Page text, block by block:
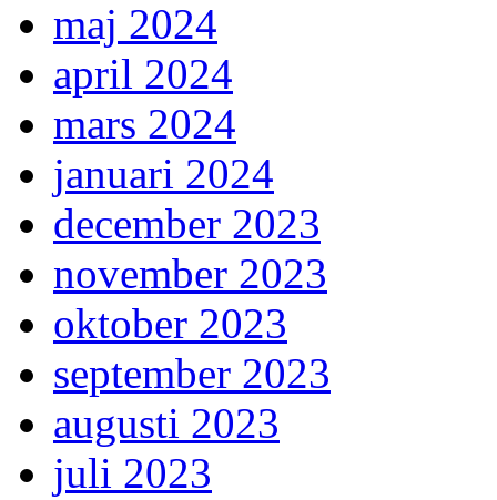
maj 2024
april 2024
mars 2024
januari 2024
december 2023
november 2023
oktober 2023
september 2023
augusti 2023
juli 2023